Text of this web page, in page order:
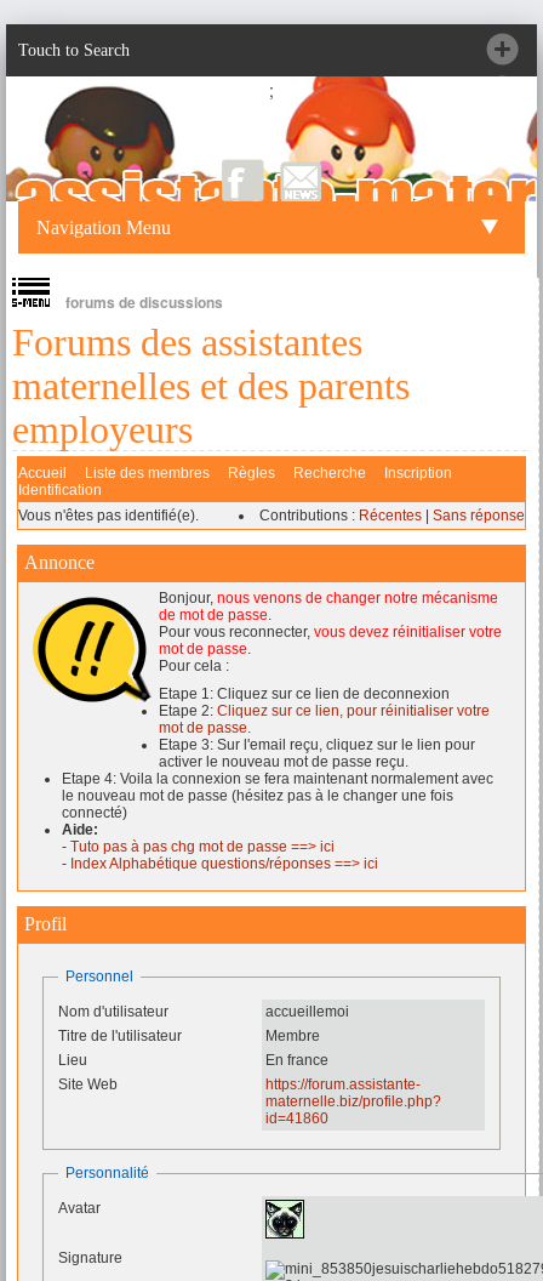
Touch to Search
;
Navigation Menu
forums de discussions
Forums des assistantes
maternelles et des parents
employeurs
Accueil Liste des membres Règles Recherche
Inscription
Identification
Vous n'êtes pas identifié(e).
Contributions : Récentes Sans réponse
Annonce
Bonjour, nous venons de changer notre mécanisme
de mot de passe.
Pour vous reconnecter, vous devez réinitialiser votre
mot de passe.
Pour cela :
Etape 1: Cliquez sur ce lien de deconnexion
Etape 2: Cliquez sur ce lien, pour réinitialiser votre
mot de passe.
Etape 3: Sur l'email reçu, cliquez sur le lien pour
activer le nouveau mot de passe reçu.
Etape 4: Voila la connexion se fera maintenant normalement avec
le nouveau mot de passe (hésitez pas à le changer une fois
connecté)
Aide:
- Tuto pas à pas chg mot de passe ==> ici
- Index Alphabétique questions/réponses ==> ici
Profil
Personnel
Nom d'utilisateur
accueillemoi
Titre de l'utilisateur
Membre
Lieu
En france
Site Web
https://forum.assistante-
maternelle.biz/profile.php?
id=41860
Personnalité
Avatar
Signature